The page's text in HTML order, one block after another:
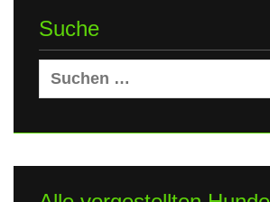
Suche
Suchen
nach: